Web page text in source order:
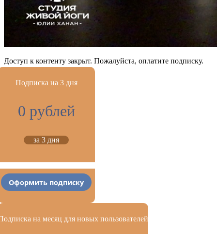
Доступ к контенту закрыт. Пожалуйста, оплатите подписку.
Подписка на 3 дня
0 рублей
за 3 дня
Оформить подписку
на месяц для новых пользователей